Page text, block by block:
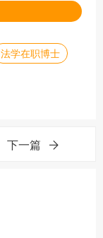
法学在职博士
下一篇